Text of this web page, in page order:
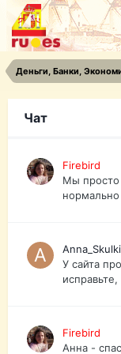
Деньги, Банки,
Чат
Firebird
Друзья -
Firebird
Мы просто
нормально
У сайта
Firebird
Анна -